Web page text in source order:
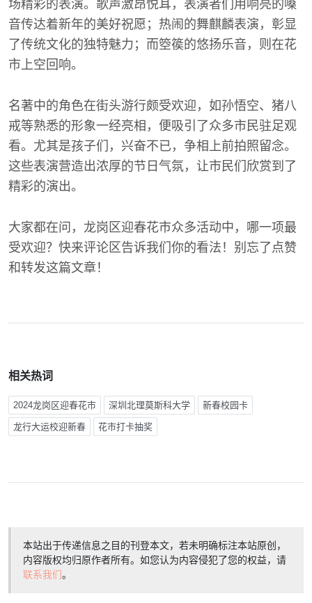
场精彩的表演。歌声激昂悦耳，表演者们用响亮的嗓
音传达着新年的美好祝愿；热闹的舞麒麟表演，彰显
了传统文化的独特魅力；而箜篌的悠扬乐音，则在花
市上空回响。
名著中的角色在街头游行颇受欢迎，如孙悟空、猪八
戒等熟悉的形象一经亮相，便吸引了众多市民驻足观
看。尤其是孩子们，兴奋不已，争相上前拍照留念。
这些表演营造出浓厚的节日气氛，让市民们欣赏到了
精彩的演出。
大家都在问，龙岗区迎春花市众多活动中，哪一项最
受欢迎？快来评论区告诉我们你的看法！别忘了点赞
和转发这篇文章！
相关热词
2024龙岗区迎春花市 深圳北理莫斯科大学 新春校园卡
龙行大运校迎新春 花市打卡抽奖
本站出于传递信息之目的刊登本文，若未明确标注本站原创，
内容版权均归原作者所有。如您认为内容侵犯了您的权益，请
联系我们。